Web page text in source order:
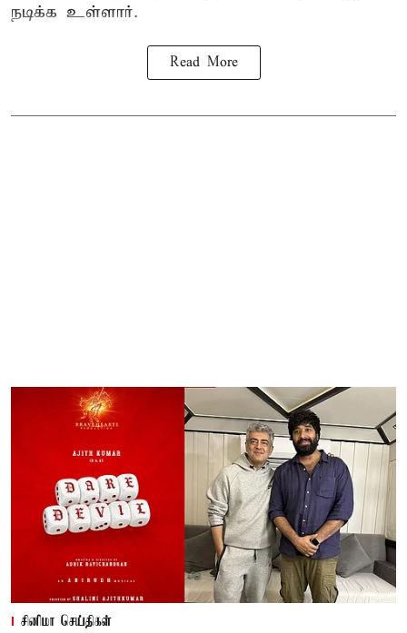
நடிக்க உள்ளார்.
Read More
சினிமா செய்திகள்